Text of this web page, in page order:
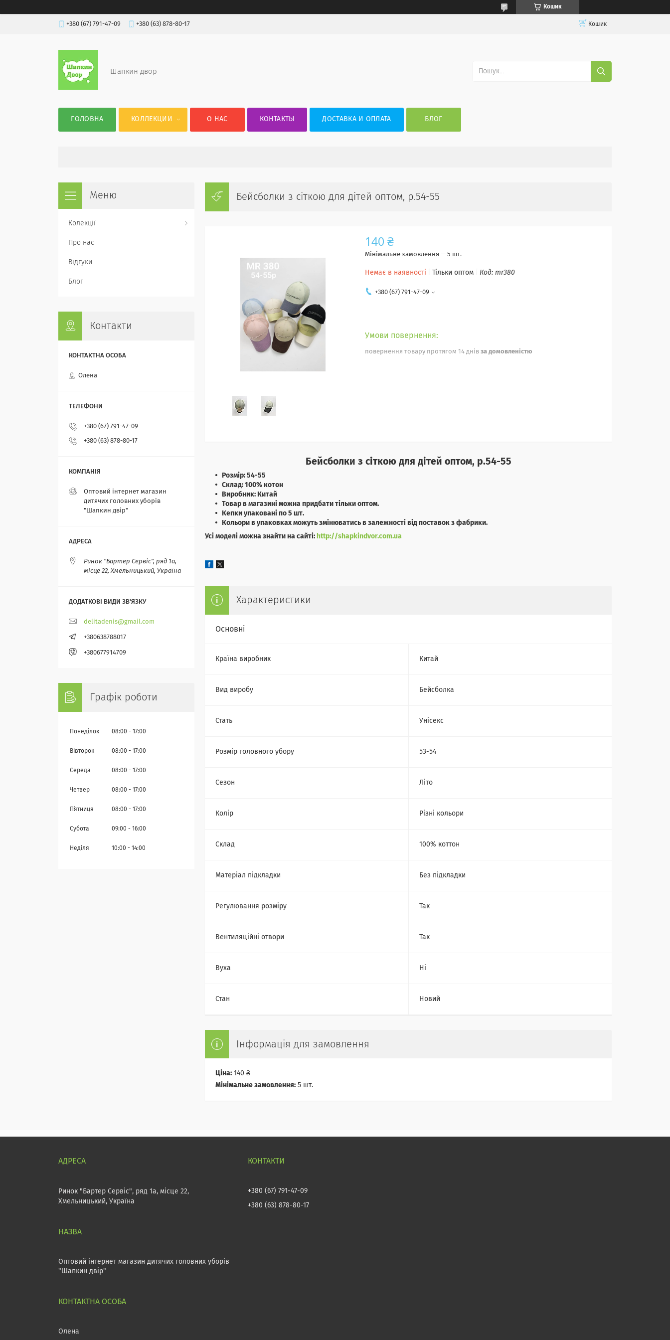
Кошик
+380 (67) 791-47-09 +380 (63) 878-80-17 Кошик
Шапкин двор
ГОЛОВНА КОЛЛЕКЦИИ О НАС КОНТАКТЫ ДОСТАВКА И ОПЛАТА БЛОГ
Бейсболки з сіткою для дітей оптом, р.54-55
140 ₴
Мінімальне замовлення — 5 шт.
Немає в наявності Тільки оптом Код: mr380
+380 (67) 791-47-09
повернення товару протягом 14 днів за домовленістю
Бейсболки з сіткою для дітей оптом, р.54-55
Розмір: 54-55
Склад: 100% котон
Виробник: Китай
Товар в магазині можна придбати тільки оптом.
Кепки упаковані по 5 шт.
Кольори в упаковках можуть змінюватись в залежності від поставок з фабрики.
Усі моделі можна знайти на сайті: http://shapkindvor.com.ua
Характеристики
Основні
Країна виробник Китай
Вид виробу Бейсболка
Стать Унісекс
Розмір головного убору 53-54
Сезон Літо
Колір Різні кольори
Склад 100% коттон
Матеріал підкладки Без підкладки
Регулювання розміру Так
Вентиляційні отвори Так
Вуха Ні
Стан Новий
Інформація для замовлення
Ціна: 140 ₴
Мінімальне замовлення: 5 шт.
Колекції
Про нас
Відгуки
Блог
Контакти
Олена
+380 (67) 791-47-09
+380 (63) 878-80-17
Оптовий інтернет магазин
дитячих головних уборів
"Шапкин двір"
Ринок "Бартер Сервіс", ряд 1а,
місце 22, Хмельницький, Україна
delitadenis@gmail.com
+380638788017
+380677914709
Графік роботи
Понеділок 08:00 17:00
Вівторок 08:00 17:00
Середа 08:00 17:00
Четвер 08:00 17:00
Пʼятниця 08:00 17:00
Субота 09:00 16:00
Неділя 10:00 14:00
Ринок "Бартер Сервіс", ряд 1а, місце 22,
Хмельницький, Україна
Оптовий інтернет магазин дитячих головних уборів
"Шапкин двір"
Олена
+380 (67) 791-47-09
+380 (63) 878-80-17